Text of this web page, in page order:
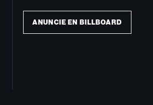
ANUNCIE EN BILLBOARD